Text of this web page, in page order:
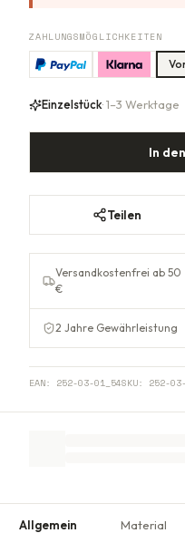
ZAHLUNGSMÖGLICHKEITEN
Einzelstück· 1–3 Werktage
In
Teilen
Versandkostenfrei ab 50
€
2 Jahre Gewährleistung
EAN: 252-03-01_54SKU: 252-
Allgemein Material